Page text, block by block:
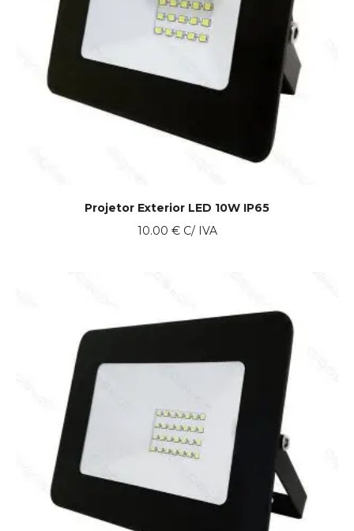
Projetor Exterior LED 10W IP65
10.00 €C/ IVA